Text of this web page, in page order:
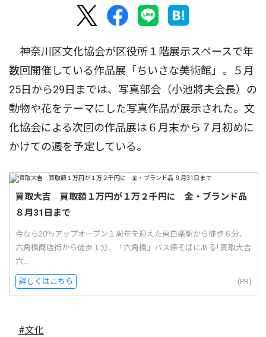
神奈川区文化協会が区役所１階展示スペースで年
数回開催している作品展「ちいさな美術館」。５月
25日から29日までは、写真部会（小池將夫会長）の
動物や花をテーマにした写真作品が展示された。文
化協会による次回の作品展は６月末から７月初めに
かけての週を予定している。
買取大吉 買取額１万円が１万２千円に 金・ブランド品
８月31日まで
今なら20％アップオープン１周年を迎えた東白楽駅から徒歩６分、
六角橋商店街から徒歩１分、「六角橋」バス停そばにある｢買取大吉
六...
詳しくはこちら (PR)
#文化